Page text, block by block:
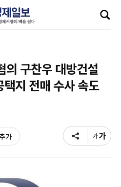
구찬우 대방건설
지 전매 수사 속도
가